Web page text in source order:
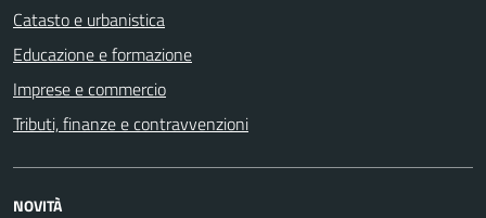
Catasto e urbanistica
Educazione e formazione
Imprese e commercio
Tributi, finanze e contravvenzioni
NOVITÀ